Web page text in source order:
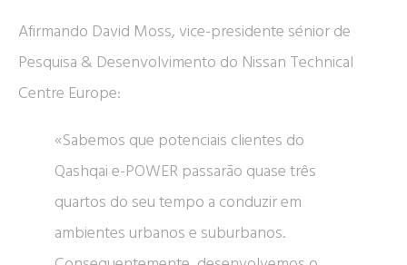
Afirmando David Moss, vice-presidente sénior de
Pesquisa & Desenvolvimento do Nissan Technical
Centre Europe:
«Sabemos que potenciais clientes do
Qashqai e-POWER passarão quase três
quartos do seu tempo a conduzir em
ambientes urbanos e suburbanos.